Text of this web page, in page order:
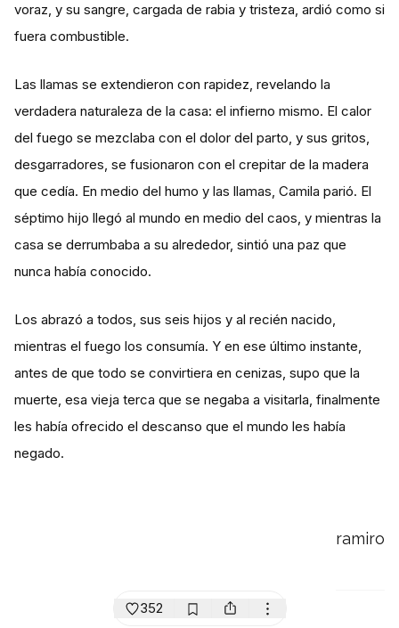
voraz, y su sangre, cargada de rabia y tristeza, ardió como si
fuera combustible.
Las llamas se extendieron con rapidez, revelando la
verdadera naturaleza de la casa: el infierno mismo. El calor
del fuego se mezclaba con el dolor del parto, y sus gritos,
desgarradores, se fusionaron con el crepitar de la madera
que cedía. En medio del humo y las llamas, Camila parió. El
séptimo hijo llegó al mundo en medio del caos, y mientras la
casa se derrumbaba a su alrededor, sintió una paz que
nunca había conocido.
Los abrazó a todos, sus seis hijos y al recién nacido,
mientras el fuego los consumía. Y en ese último instante,
antes de que todo se convirtiera en cenizas, supo que la
muerte, esa vieja terca que se negaba a visitarla, finalmente
les había ofrecido el descanso que el mundo les había
negado.
ramiro
352